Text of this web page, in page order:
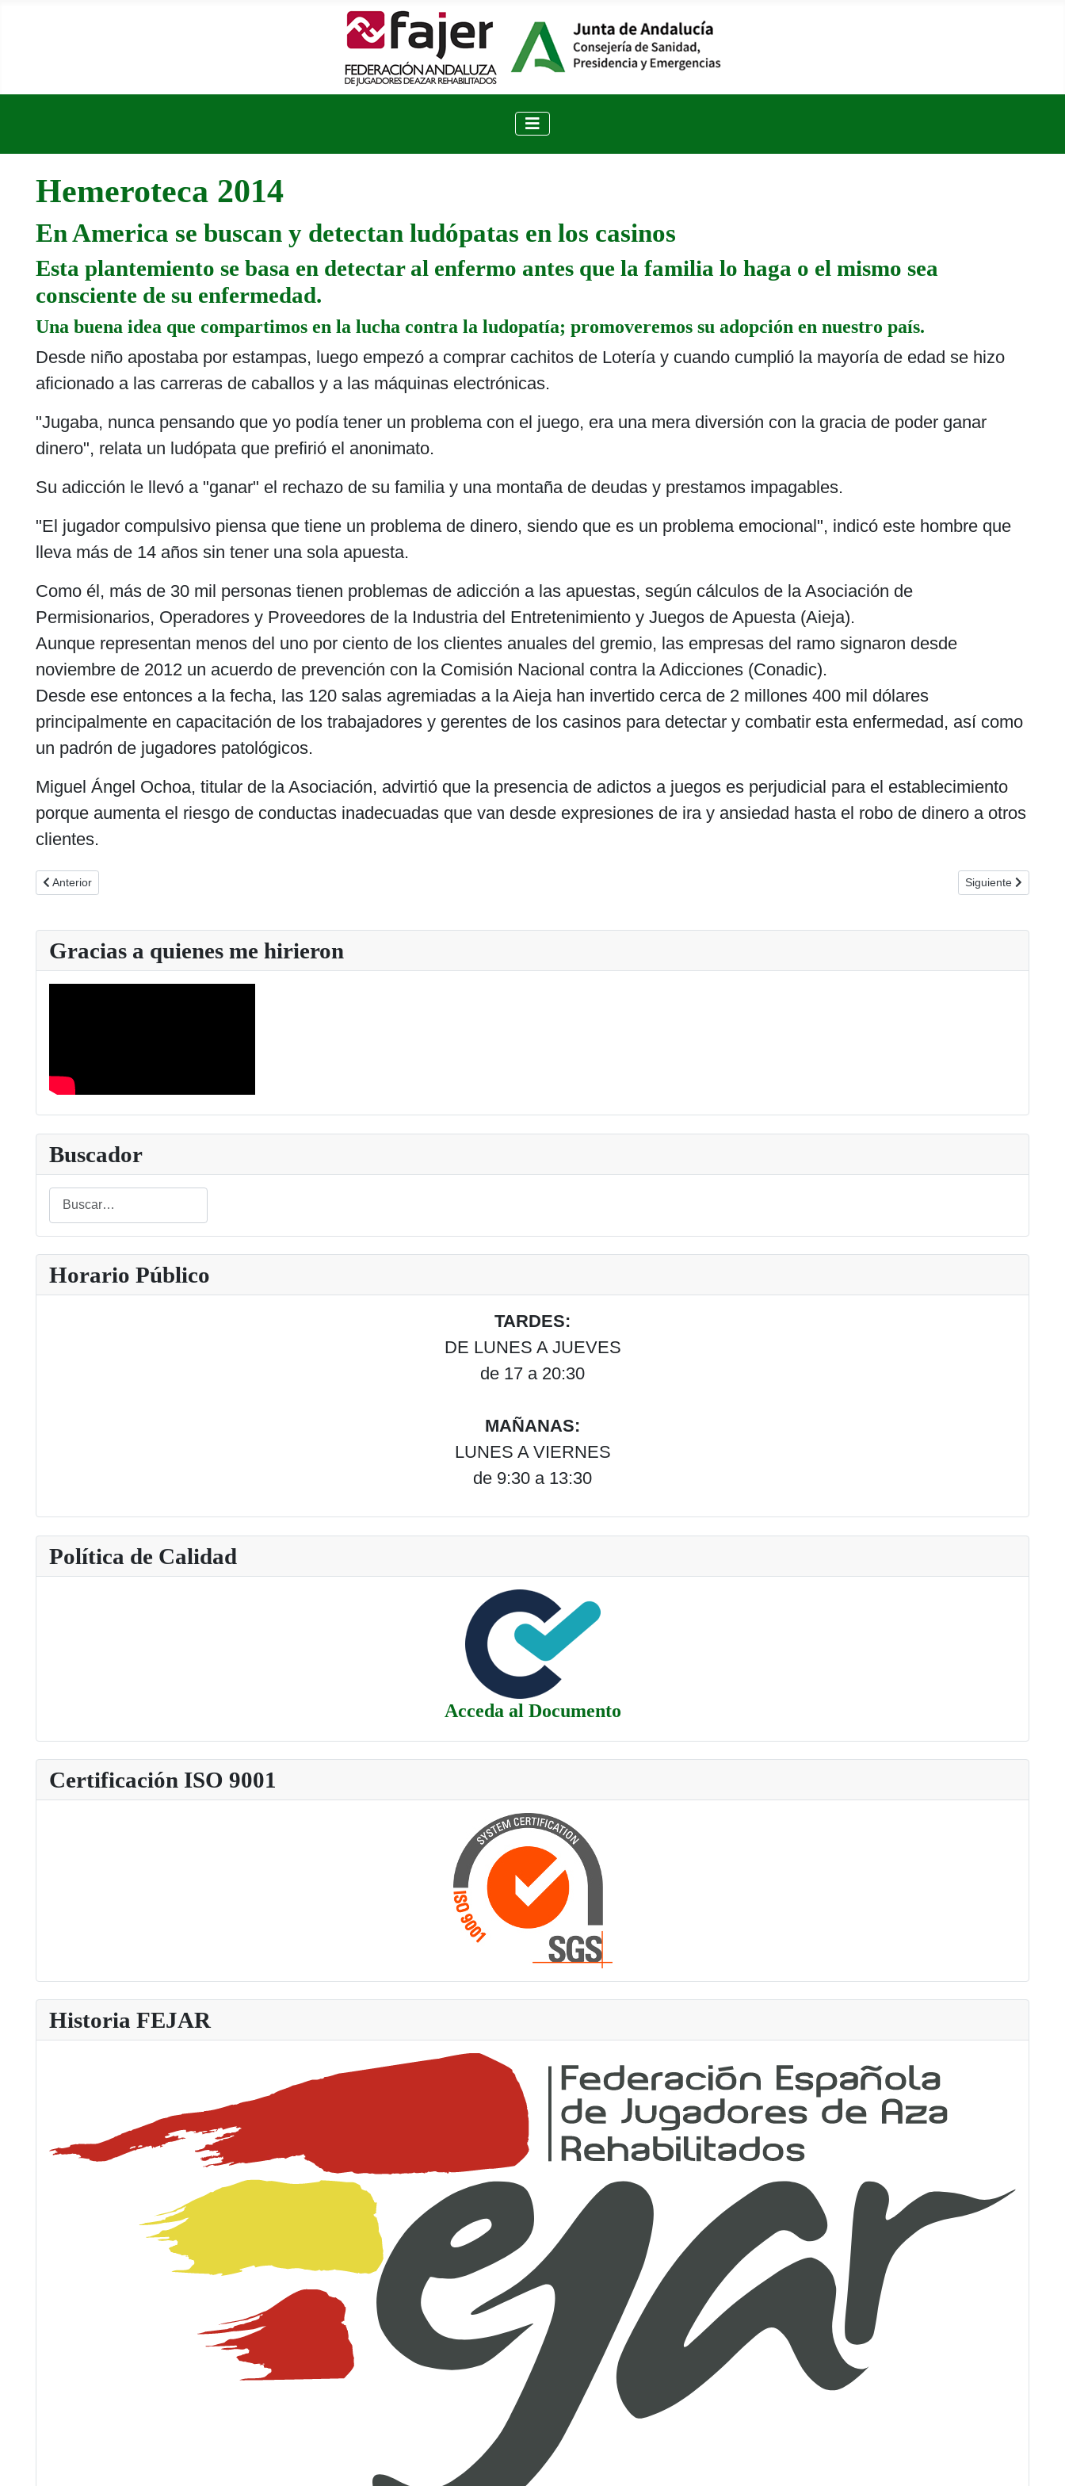
Hemeroteca 2014
En America se buscan y detectan ludópatas en los casinos
Esta plantemiento se basa en detectar al enfermo antes que la familia lo haga o el mismo sea
consciente de su enfermedad.
Una buena idea que compartimos en la lucha contra la ludopatía; promoveremos su adopción en nuestro país.
Desde niño apostaba por estampas, luego empezó a comprar cachitos de Lotería y cuando cumplió la mayoría de edad se hizo
aficionado a las carreras de caballos y a las máquinas electrónicas.
"Jugaba, nunca pensando que yo podía tener un problema con el juego, era una mera diversión con la gracia de poder ganar
dinero", relata un ludópata que prefirió el anonimato.
Su adicción le llevó a "ganar" el rechazo de su familia y una montaña de deudas y prestamos impagables.
"El jugador compulsivo piensa que tiene un problema de dinero, siendo que es un problema emocional", indicó este hombre que
lleva más de 14 años sin tener una sola apuesta.
Como él, más de 30 mil personas tienen problemas de adicción a las apuestas, según cálculos de la Asociación de
Permisionarios, Operadores y Proveedores de la Industria del Entretenimiento y Juegos de Apuesta (Aieja).
Aunque representan menos del uno por ciento de los clientes anuales del gremio, las empresas del ramo signaron desde
noviembre de 2012 un acuerdo de prevención con la Comisión Nacional contra la Adicciones (Conadic).
Desde ese entonces a la fecha, las 120 salas agremiadas a la Aieja han invertido cerca de 2 millones 400 mil dólares
principalmente en capacitación de los trabajadores y gerentes de los casinos para detectar y combatir esta enfermedad, así como
un padrón de jugadores patológicos.
Miguel Ángel Ochoa, titular de la Asociación, advirtió que la presencia de adictos a juegos es perjudicial para el establecimiento
porque aumenta el riesgo de conductas inadecuadas que van desde expresiones de ira y ansiedad hasta el robo de dinero a otros
clientes.
Artículo anterior: Europa Sur 23-06-2014
Anterior Artículo siguiente:
Siguiente
Gracias a quienes me hirieron
Buscador
Buscar
Type 2 or more characters for results.
Horario Público
TARDES:
DE LUNES A JUEVES
de 17 a 20:30
MAÑANAS:
LUNES A VIERNES
de 9:30 a 13:30
Política de Calidad
Acceda al Documento
Certificación ISO 9001
Historia FEJAR